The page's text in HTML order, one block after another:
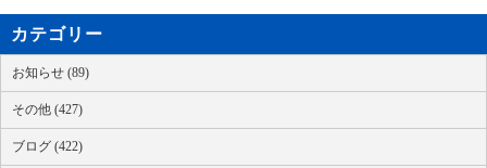
カテゴリー
お知らせ (89)
その他 (427)
ブログ (422)